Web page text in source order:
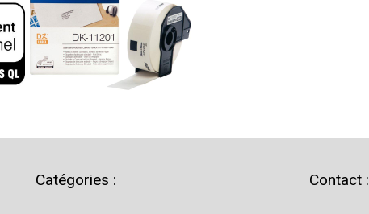
Catégories : Contact :